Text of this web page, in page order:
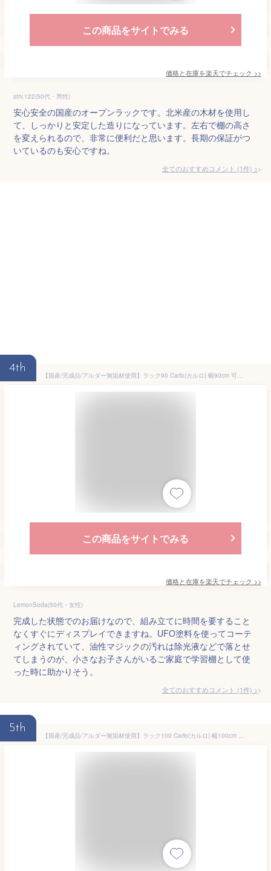
この商品をサイトでみる
価格と在庫を楽天でチェック >>
strv.122(50代・男性)
安心安全の国産のオープンラックです。北米産の木材を使用し
て、しっかりと安定した造りになっています。左右で棚の高さ
を変えられるので、非常に便利だと思います。長期の保証がつ
いているのも安心ですね。
全てのおすすめコメント (1件) >
4th
【国産/完成品/アルダー無垢材使用】ラック90 Carlo(カルロ) 幅90cm 可動棚 サイドラック 本棚 本立て ブックラック シェルフ ランドセルラック 書棚 収納棚 おしゃれ 子供部屋 木製 堀田木工所 (大型)
この商品をサイトでみる
価格と在庫を楽天でチェック >>
LemonSoda(50代・女性)
完成した状態でのお届けなので、組み立てに時間を要すること
なくすぐにディスプレイできますね。UFO塗料を使ってコーテ
ィングされていて、油性マジックの汚れは除光液などで落とせ
てしまうのが、小さなお子さんがいるご家庭で学習棚として使
った時に助かりそう。
全てのおすすめコメント (1件) >
5th
【国産/完成品/アルダー無垢材使用】ラック100 Carlo(カルロ) 幅100cm 可動棚 サイドラック 本棚 本立て ブックラック シェルフ ランドセルラック 書棚 収納棚 おしゃれ 子供部屋 木製 堀田木工所 (大型)